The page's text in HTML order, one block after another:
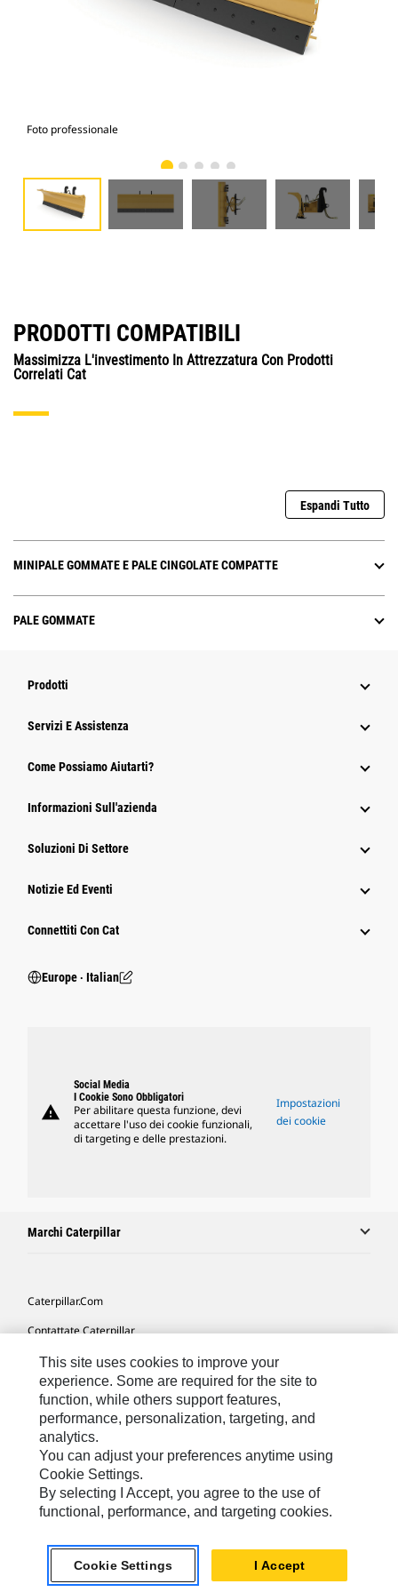
Foto professionale
PRODOTTI COMPATIBILI
Massimizza L'investimento In Attrezzatura Con Prodotti
Correlati Cat
Espandi Tutto
MINIPALE GOMMATE E PALE CINGOLATE COMPATTE
PALE GOMMATE
Prodotti
Servizi E Assistenza
Come Possiamo Aiutarti?
Informazioni Sull'azienda
Soluzioni Di Settore
Notizie Ed Eventi
Connettiti Con Cat
Europe ‧ Italian
warning
Social Media
I Cookie Sono Obbligatori
Per abilitare questa funzione, devi
accettare l'uso dei cookie funzionali,
di targeting e delle prestazioni.
Impostazioni
dei cookie
Marchi Caterpillar
Caterpillar.com
Contattate Caterpillar
Le Mie Preferenze Di Marketing
Mappa Del Sito
Cookie Settings
Informazioni Legali
Tutela Della Privacy
Europe - Italian© 2026 Caterpillar. Tutti i diritti riservati.
This site uses cookies to improve your
experience. Some are required for the site to
function, while others support features,
performance, personalization, targeting, and
analytics.
You can adjust your preferences anytime using
Cookie Settings.
By selecting I Accept, you agree to the use of
functional, performance, and targeting cookies.
Cookie Settings I Accept